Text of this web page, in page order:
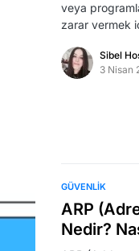
veya
zarar vermek
Sibel
3 Nisan
GÜVENLIK
ARP
Nedir?